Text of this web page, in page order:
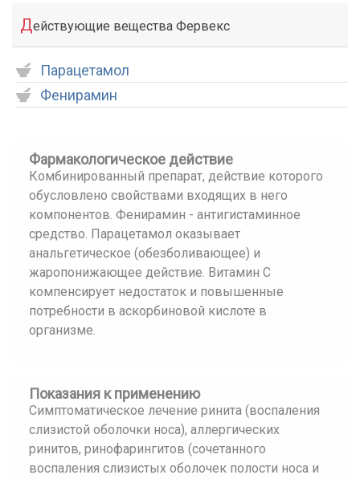
Действующие вещества Фервекс
Парацетамол
Фенирамин
Фармакологическое действие
Комбинированный препарат, действие которого
обусловлено свойствами входящих в него
компонентов. Фенирамин - антигистаминное
средство. Парацетамол оказывает
анальгетическое (обезболивающее) и
жаропонижающее действие. Витамин С
компенсирует недостаток и повышенные
потребности в аскорбиновой кислоте в
организме.
Показания к применению
Симптоматическое лечение ринита (воспаления
слизистой оболочки носа), аллергических
ринитов, ринофарингитов (сочетанного
воспаления слизистых оболочек полости носа и